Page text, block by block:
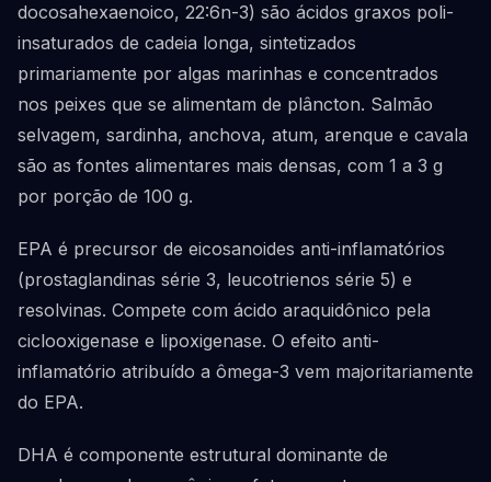
docosahexaenoico, 22:6n-3) são ácidos graxos poli-
insaturados de cadeia longa, sintetizados
primariamente por algas marinhas e concentrados
nos peixes que se alimentam de plâncton. Salmão
selvagem, sardinha, anchova, atum, arenque e cavala
são as fontes alimentares mais densas, com 1 a 3 g
por porção de 100 g.
EPA é precursor de eicosanoides anti-inflamatórios
(prostaglandinas série 3, leucotrienos série 5) e
resolvinas. Compete com ácido araquidônico pela
ciclooxigenase e lipoxigenase. O efeito anti-
inflamatório atribuído a ômega-3 vem majoritariamente
do EPA.
DHA é componente estrutural dominante de